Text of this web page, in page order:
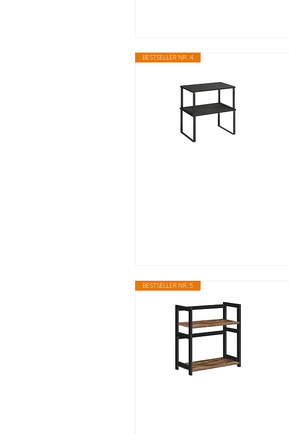
BESTSELLER NR. 4
BESTSELLER NR. 5